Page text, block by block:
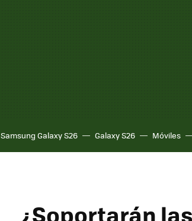
Samsung Galaxy S26 Galaxy S26 Móviles
¿Soportarán